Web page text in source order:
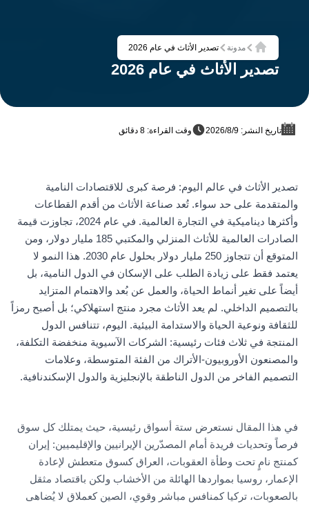
الرئيسية
مدونة تصدير الأثاث في عام 2026
تصدير الأثاث في عام 2026
تاريخ النشر: 9‏/8‏/2026 وقت القراءة: 8 دقائق
تصدير الأثاث في عالم اليوم: فرصة كبرى للاقتصادات النامية
والمتقدمة على حد سواء. تُعد صناعة الأثاث من أقدم القطاعات
وأكثرها ديناميكية في التجارة العالمية. في عام 2024، تجاوزت قيمة
الصادرات العالمية للأثاث المنزلي والمكتبي 185 مليار دولار، ومن
المتوقع أن تتجاوز 250 مليار دولار بحلول عام 2030. هذا النمو لا
يعتمد فقط على زيادة الطلب على الإسكان في الدول النامية، بل
أيضاً على تغير أنماط الحياة، والعمل عن بُعد والاهتمام المتزايد
بالتصميم الداخلي. لم يعد الأثاث مجرد منتج استهلاكي؛ بل أصبح رمزاً
للثقافة ونوعية الحياة والاستدامة البيئية. اليوم، تتنافس الدول
المنتجة في ثلاث فئات رئيسية: الشركات الآسيوية منخفضة التكلفة،
والمصنعون الأوروبيون-الأتراك من الفئة المتوسطة، وعلامات
التصميم الفاخر من الدول الناطقة بالإنجليزية والدول الإسكندنافية.
في هذا المقال نستعرض ستة أسواق رئيسية، حيث يمتلك كل سوق
فرصاً وتحديات فريدة أمام المصدّرين الإيرانيين والإقليميين: إيران
كمنتج نامٍ تحت وطأة العقوبات، العراق كسوق متعطش لإعادة
الإعمار، روسيا بمواردها الهائلة من الأخشاب ولكن باقتصاد مثقل
بالصعوبات، تركيا كمنافس مباشر وقوي، الصين كعملاق لا يُضاهى